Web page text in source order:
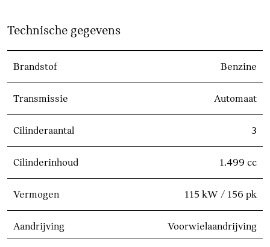
Technische gegevens
Brandstof Benzine
Transmissie Automaat
Cilinderaantal 3
Cilinderinhoud 1.499 cc
Vermogen 115 kW / 156 pk
Aandrijving Voorwielaandrijving